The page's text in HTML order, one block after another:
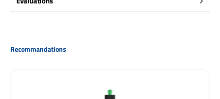
Ignorer la galerie de produits
Recommandations